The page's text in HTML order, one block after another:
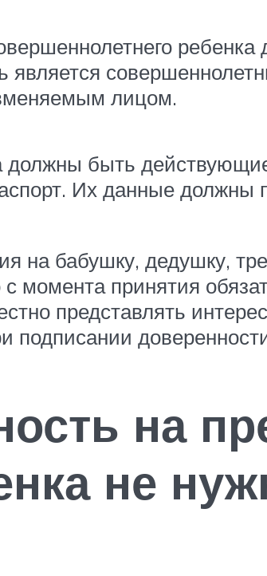
является
лицом.
должны быть
Их данные
на бабушку, дедушку,
момента принятия
представлять
подписании
на
не